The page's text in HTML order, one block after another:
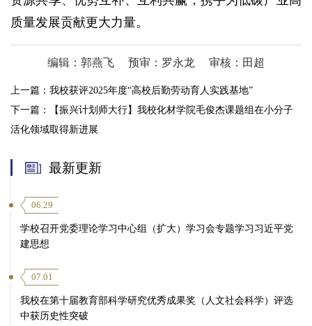
质量发展贡献更大力量。
编辑：郭燕飞 预审：罗永龙 审核：田超
上一篇： 我校获评2025年度“高校后勤劳动育人实践基地”
下一篇：
【振兴计划师大行】我校化材学院毛俊杰课题组在小分子
活化领域取得新进展
最新更新
06.29
学校召开党委理论学习中心组（扩大）学习会专题学习习近平党
建思想
07.01
我校在第十届教育部科学研究优秀成果奖（人文社会科学）评选
中获历史性突破